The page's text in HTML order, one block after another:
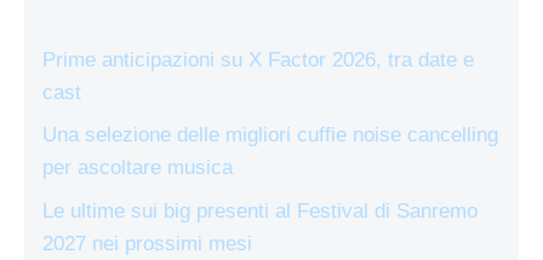
Prime anticipazioni su X Factor 2026, tra date e
cast
Una selezione delle migliori cuffie noise cancelling
per ascoltare musica
Le ultime sui big presenti al Festival di Sanremo
2027 nei prossimi mesi